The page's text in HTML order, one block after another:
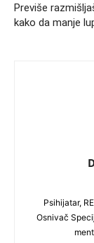
Previše
kako da manje
Psihijatar,
Osnivač